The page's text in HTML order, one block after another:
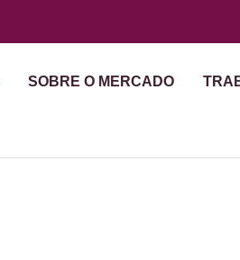
SOBRE O MERCADO